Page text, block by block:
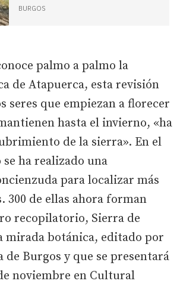
BURGOS
palmo a palmo la
de Atapuerca, esta revisión
seres que empiezan a florecer
hasta el invierno, «ha
de la sierra». En el
ha realizado una
para localizar más
300 de ellas ahora forman
recopilatorio, Sierra de
mirada botánica, editado por
de Burgos y que se presentará
noviembre en Cultural